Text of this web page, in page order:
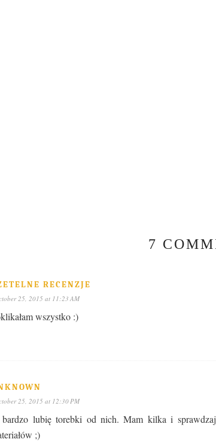
7
RECENZJE
25, 2015 at 11:23 AM
wszystko :)
25, 2015 at 12:30 PM
bardzo lubię torebki od nich. Mam kilka i
;)